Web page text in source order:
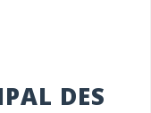
DES